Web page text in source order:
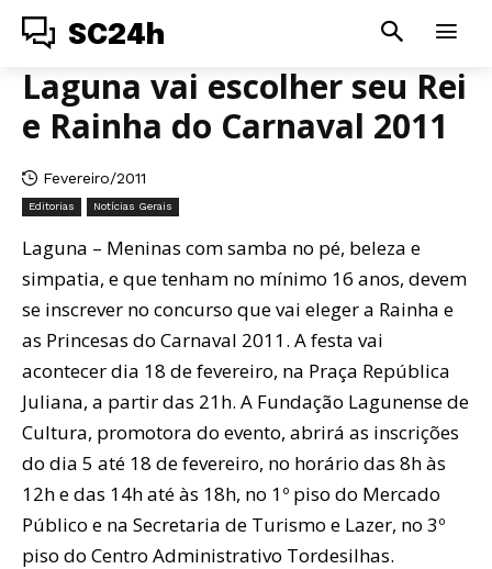
SC24h
Laguna vai escolher seu Rei
e Rainha do Carnaval 2011
Fevereiro/2011
Editorias Notícias Gerais
Laguna – Meninas com samba no pé, beleza e
simpatia, e que tenham no mínimo 16 anos, devem
se inscrever no concurso que vai eleger a Rainha e
as Princesas do Carnaval 2011. A festa vai
acontecer dia 18 de fevereiro, na Praça República
Juliana, a partir das 21h. A Fundação Lagunense de
Cultura, promotora do evento, abrirá as inscrições
do dia 5 até 18 de fevereiro, no horário das 8h às
12h e das 14h até às 18h, no 1º piso do Mercado
Público e na Secretaria de Turismo e Lazer, no 3º
piso do Centro Administrativo Tordesilhas.